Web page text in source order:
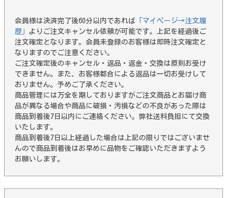
会員様は決済完了後60分以内であれば 「マイページ→注文履
歴」 よりご注文キャンセル依頼が可能です。上記を経過後ご
注文確定となります。会員未登録のお客様は即時注文確定と
なりますのでご注意ください。
ご注文確定後のキャンセル・返品・返金・交換は原則お受け
できません。また、お客様都合による返品は一切お受けして
おりません。予めご了承ください。
商品管理には万全を期しておりますがご注文商品とお届け商
品が異なる場合や商品に破損・汚損などの不良があった際は
商品到着後7日以内にご連絡ください。弊社送料負担にて交換
いたします。
商品到着後7日以上経過した場合は上記の限りではございませ
んので商品到着後はお早めに品物をご確認いただきますよう
お願いします。